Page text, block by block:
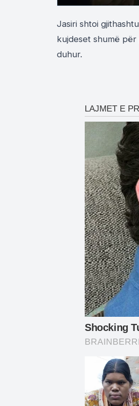
Jasiri shtoi
kujdeset shumë
duhur.